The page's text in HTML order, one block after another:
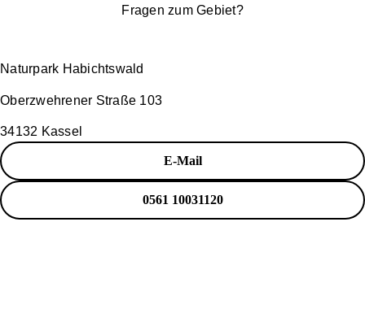
Fragen zum Gebiet?
Naturpark Habichtswald
Oberzwehrener Straße 103
34132 Kassel
E-Mail
0561 10031120